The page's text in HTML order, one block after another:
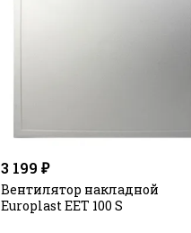
3 199 ₽
Вентилятор накладной
Europlast EET 100 S